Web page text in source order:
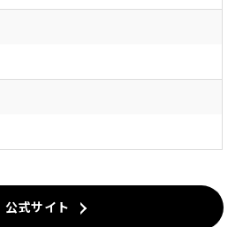
公式サイト